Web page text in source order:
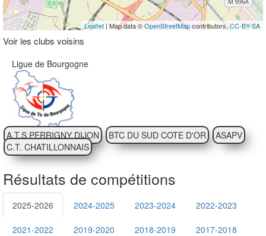
Leaflet | Map data ©OpenStreetMapcontributors,CC-BY-SA
Voir les clubs voisins
Ligue de Bourgogne
A.T.S PERRIGNY DIJON BTC DU SUD COTE D'OR
ASAPV
C.T. CHATILLONNAIS
Résultats de compétitions
2025-2026 2024-2025 2023-2024 2022-2023
2021-2022 2019-2020 2018-2019 2017-2018